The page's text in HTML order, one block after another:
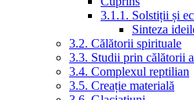
3.1.1. Solstiții și
Sinteza
3.2. Călătorii spirituale
3.3. Studii prin călătorii
3.4. Complexul reptilian
3.5. Creație materială